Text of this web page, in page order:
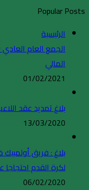
Popular Posts
الرئيسية
المالي
01/02/2021
بلاغ تمديد عقد
13/03/2020
بلاغ : فريق أولمبيك
لكرة القدم احتجاجا
06/02/2020